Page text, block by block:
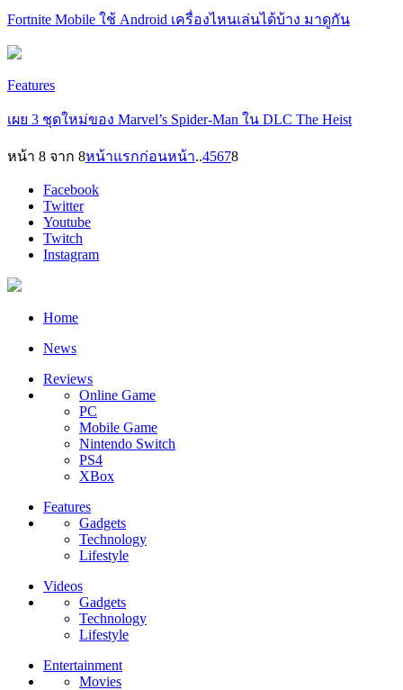
Fortnite Mobile ใช้ Android เครื่องไหนเล่นได้บ้าง มาดูกัน
Features
เผย 3 ชุดใหม่ของ Marvel’s Spider-Man ใน DLC The Heist
หน้า 8 จาก 8หน้าแรกก่อนหน้า..45678
Facebook
Twitter
Youtube
Twitch
Instagram
Home
News
Reviews
Online Game
PC
Mobile Game
Nintendo Switch
PS4
XBox
Features
Gadgets
Technology
Lifestyle
Videos
Gadgets
Technology
Lifestyle
Entertainment
Movies